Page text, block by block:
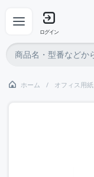
ログイン
ホーム オフィス用紙